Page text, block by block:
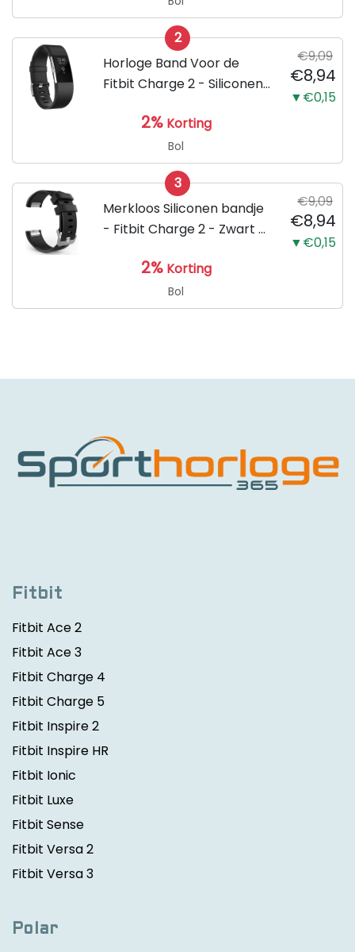
2
Horloge Band Voor de
Fitbit Charge 2 - Siliconen
Armband Large - Geschikt
voor de Activity Tracker /
Polsband / Strap Band /...
€9,09
€8,94
▼€0,15
2% Korting
Bol
3
Merkloos Siliconen bandje
- Fitbit Charge 2 - Zwart -
€9,09
€8,94
▼€0,15
2% Korting
Bol
Fitbit
Fitbit Ace 2
Fitbit Ace 3
Fitbit Charge 4
Fitbit Charge 5
Fitbit Inspire 2
Fitbit Inspire HR
Fitbit Ionic
Fitbit Luxe
Fitbit Sense
Fitbit Versa 2
Fitbit Versa 3
Polar